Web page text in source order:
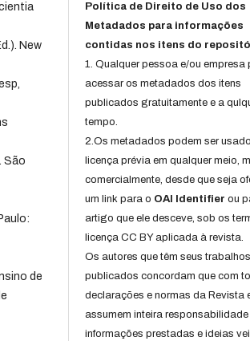
New
São
de
Política de Direito de Uso dos
Metadados para informações
contidas nos itens do
1. Qualquer pessoa e/ou empresa
acessar os metadados dos itens
publicados gratuitamente e a
tempo.
2.Os metadados podem ser
licença prévia em qualquer meio,
comercialmente, desde que seja
um link para o OAI Identifier ou
artigo que ele desceve, sob os
licença CC BY aplicada à revista.
Os autores que têm seus trabalhos
publicados concordam que com
declarações e normas da Revista
assumem inteira responsabilidade
informações prestadas e ideias